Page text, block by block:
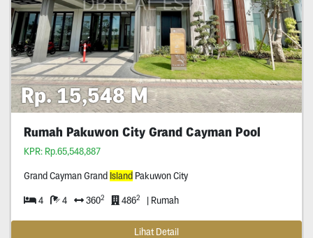
Rp. 15,548 M
Rumah Pakuwon City Grand Cayman Pool
KPR: Rp.65,548,887
Grand Cayman Grand Island Pakuwon City
4 4 3602 4862 | Rumah
Lihat Detail